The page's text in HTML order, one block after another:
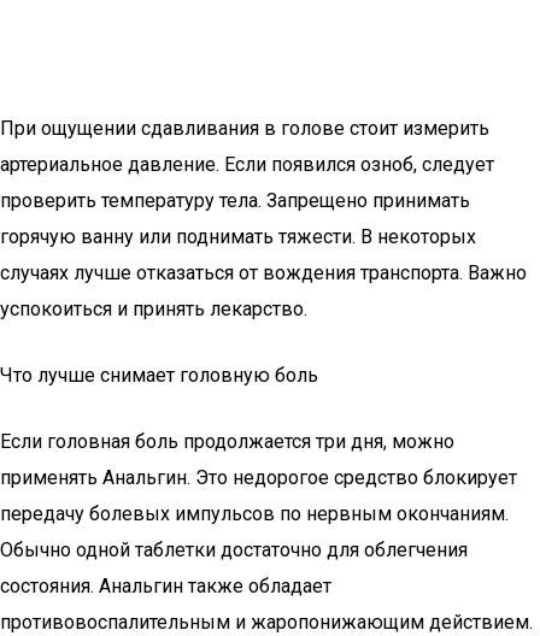
При ощущении сдавливания в голове стоит измерить
артериальное давление. Если появился озноб, следует
проверить температуру тела. Запрещено принимать
горячую ванну или поднимать тяжести. В некоторых
случаях лучше отказаться от вождения транспорта. Важно
успокоиться и принять лекарство.
Что лучше снимает головную боль
Если головная боль продолжается три дня, можно
применять Анальгин. Это недорогое средство блокирует
передачу болевых импульсов по нервным окончаниям.
Обычно одной таблетки достаточно для облегчения
состояния. Анальгин также обладает
противовоспалительным и жаропонижающим действием.